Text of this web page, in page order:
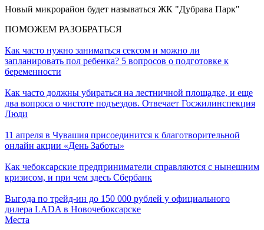
Новый микрорайон будет называться ЖК "Дубрава Парк"
ПОМОЖЕМ РАЗОБРАТЬСЯ
Как часто нужно заниматься сексом и можно ли
запланировать пол ребенка? 5 вопросов о подготовке к
беременности
Как часто должны убираться на лестничной площадке, и еще
два вопроса о чистоте подъездов. Отвечает Госжилинспекция
Люди
11 апреля в Чувашия присоединится к благотворительной
онлайн акции «День Заботы»
Как чебоксарские предприниматели справляются с нынешним
кризисом, и при чем здесь Сбербанк
Выгода по трейд-ин до 150 000 рублей у официального
дилера LADA в Новочебоксарске
Места